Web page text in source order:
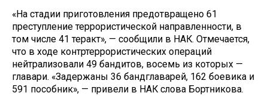
«На стадии приготовления предотвращено 61
преступление террористической направленности, в
том числе 41 теракт», — сообщили в НАК. Отмечается,
что в ходе контртеррористических операций
нейтрализовали 49 бандитов, восемь из которых —
главари. «Задержаны 36 бандглаварей, 162 боевика и
591 пособник», — привели в НАК слова Бортникова.